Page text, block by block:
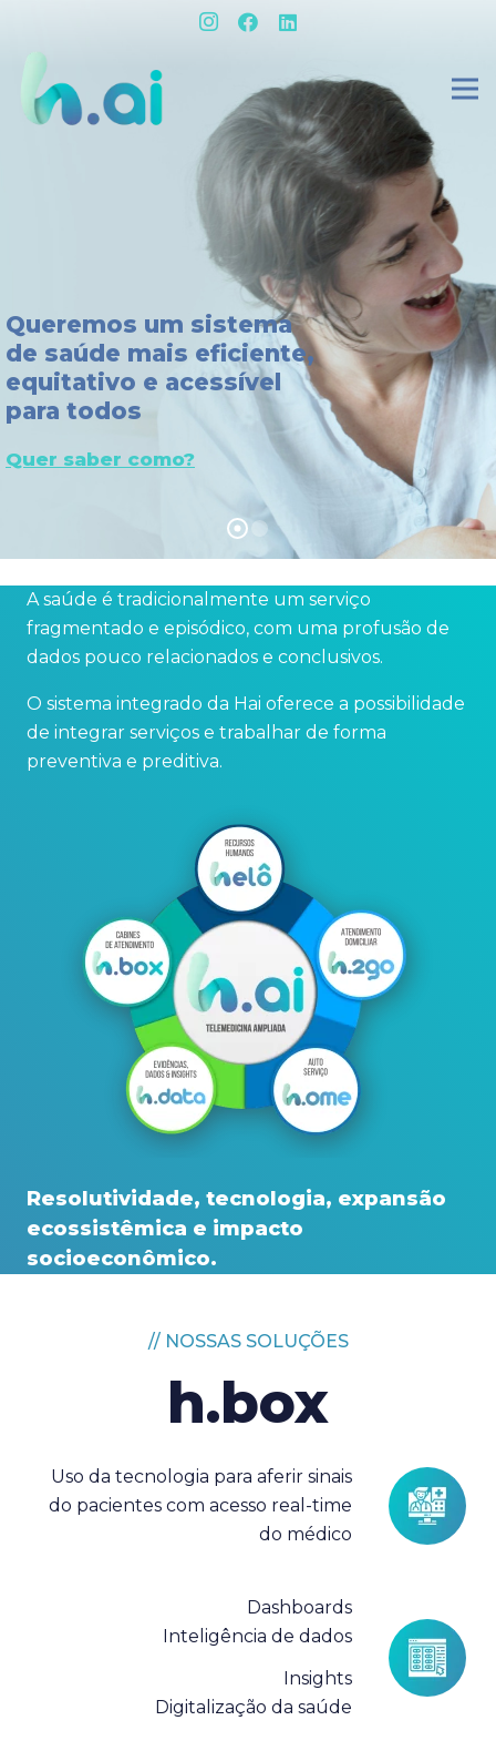
Queremos um sistema
de saúde mais eficiente,
equitativo e acessível
para todos
Quer saber como?
A saúde é tradicionalmente um serviço
fragmentado e episódico, com uma profusão de
dados pouco relacionados e conclusivos.
O sistema integrado da Hai oferece a possibilidade
de integrar serviços e trabalhar de forma
preventiva e preditiva.
Resolutividade, tecnologia, expansão
ecossistêmica e impacto
socioeconômico.
// NOSSAS SOLUÇÕES
h.box
Uso da tecnologia para aferir sinais
do pacientes com acesso real-time
do médico
Dashboards
Inteligência de dados
Insights
Digitalização da saúde